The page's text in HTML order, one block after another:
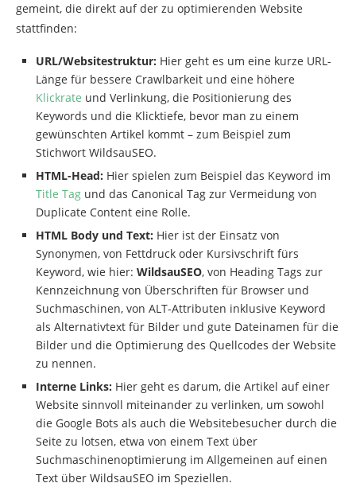
gemeint, die direkt auf der zu optimierenden Website
stattfinden:
URL/Websitestruktur: Hier geht es um eine kurze URL-
Länge für bessere Crawlbarkeit und eine höhere
Klickrate und Verlinkung, die Positionierung des
Keywords und die Klicktiefe, bevor man zu einem
gewünschten Artikel kommt – zum Beispiel zum
Stichwort WildsauSEO.
HTML-Head: Hier spielen zum Beispiel das Keyword im
Title Tag und das Canonical Tag zur Vermeidung von
Duplicate Content eine Rolle.
HTML Body und Text: Hier ist der Einsatz von
Synonymen, von Fettdruck oder Kursivschrift fürs
Keyword, wie hier: WildsauSEO, von Heading Tags zur
Kennzeichnung von Überschriften für Browser und
Suchmaschinen, von ALT-Attributen inklusive Keyword
als Alternativtext für Bilder und gute Dateinamen für die
Bilder und die Optimierung des Quellcodes der Website
zu nennen.
Interne Links: Hier geht es darum, die Artikel auf einer
Website sinnvoll miteinander zu verlinken, um sowohl
die Google Bots als auch die Websitebesucher durch die
Seite zu lotsen, etwa von einem Text über
Suchmaschinenoptimierung im Allgemeinen auf einen
Text über WildsauSEO im Speziellen.